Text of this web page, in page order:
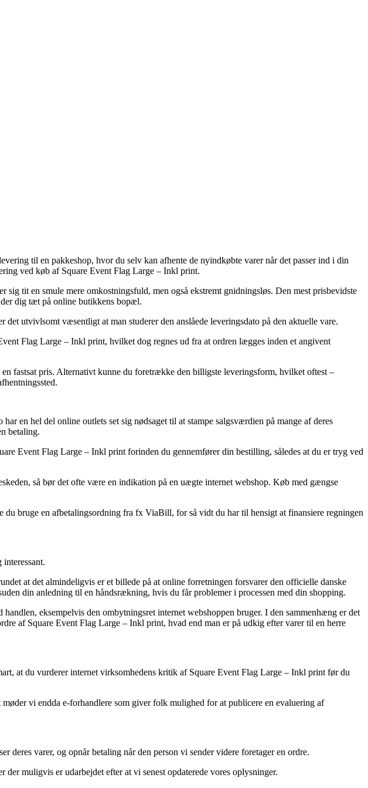
til en pakkeshop, hvor du selv kan afhente de nyindkøbte varer når det passer ind i din
ved køb af Square Event Flag Large – Inkl print.
tit en smule mere omkostningsfuld, men også ekstremt gnidningsløs. Den mest prisbevidste
dig tæt på online butikkens bopæl.
utvivlsomt væsentligt at man studerer den anslåede leveringsdato på den aktuelle vare.
Flag Large – Inkl print, hvilket dog regnes ud fra at ordren lægges inden et angivent
fastsat pris. Alternativt kunne du foretrække den billigste leveringsform, hvilket oftest –
en hel del online outlets set sig nødsaget til at stampe salgsværdien på mange af deres
betaling.
Event Flag Large – Inkl print forinden du gennemfører din bestilling, således at du er tryg ved
så bør det ofte være en indikation på en uægte internet webshop. Køb med gængse
bruge en afbetalingsordning fra fx ViaBill, for så vidt du har til hensigt at finansiere regningen
at det almindeligvis er et billede på at online forretningen forsvarer den officielle danske
din anledning til en håndsrækning, hvis du får problemer i processen med din shopping.
eksempelvis den ombytningsret internet webshoppen bruger. I den sammenhæng er det
af Square Event Flag Large – Inkl print, hvad end man er på udkig efter varer til en herre
at du vurderer internet virksomhedens kritik af Square Event Flag Large – Inkl print før du
vi endda e-forhandlere som giver folk mulighed for at publicere en evaluering af
varer, og opnår betaling når den person vi sender videre foretager en ordre.
muligvis er udarbejdet efter at vi senest opdaterede vores oplysninger.